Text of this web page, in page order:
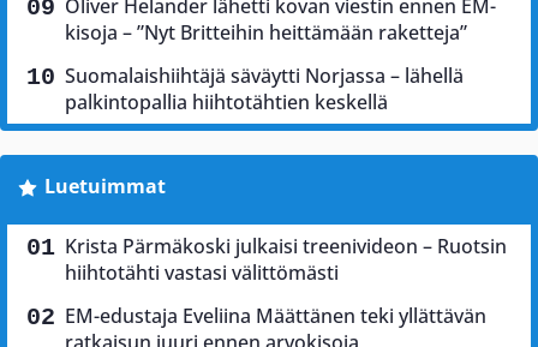
Oliver Helander lähetti kovan viestin ennen EM-
kisoja – ”Nyt Britteihin heittämään raketteja”
Suomalaishiihtäjä säväytti Norjassa – lähellä
palkintopallia hiihtotähtien keskellä
Luetuimmat
Krista Pärmäkoski julkaisi treenivideon – Ruotsin
hiihtotähti vastasi välittömästi
EM-edustaja Eveliina Määttänen teki yllättävän